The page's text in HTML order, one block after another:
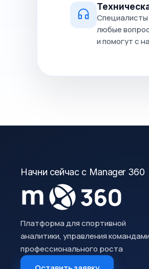
любые
и помогут с
Начни сейчас с Manager 360
Платформа для спортивной
аналитики, управления
профессионального роста